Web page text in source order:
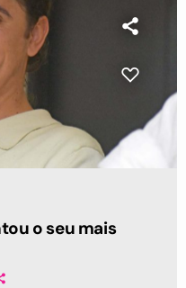
o seu mais